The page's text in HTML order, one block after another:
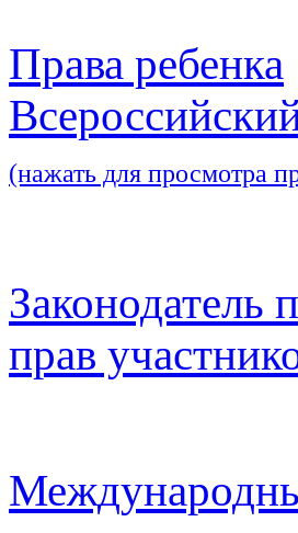
Права ребенка
(нажать для просмотра
Законодатель
прав